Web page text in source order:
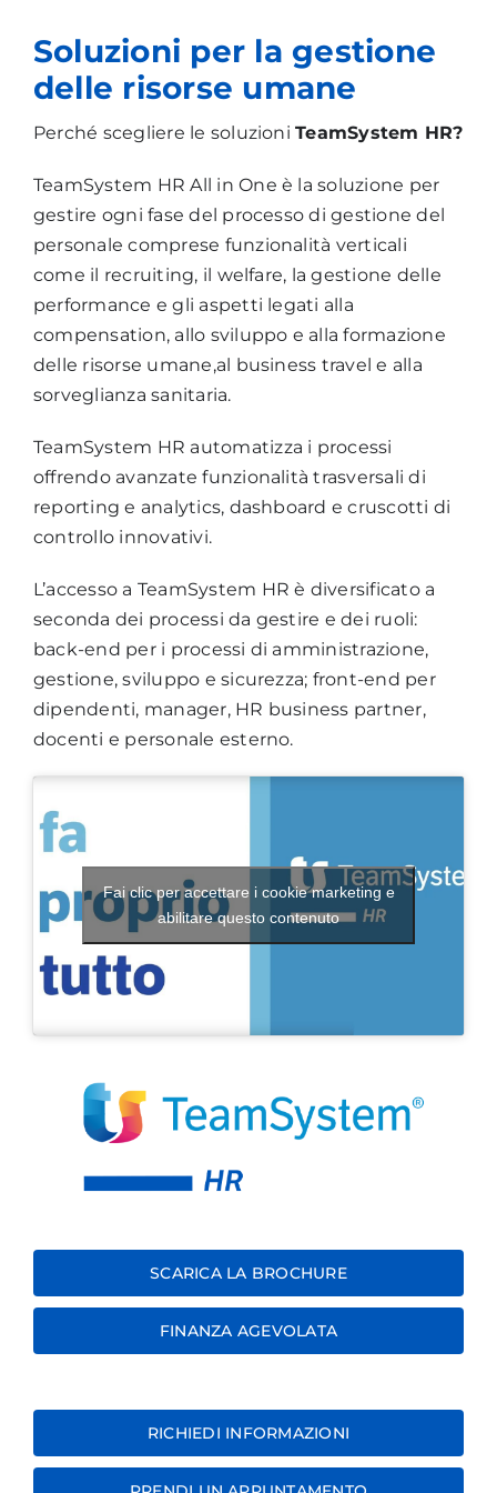
Soluzioni per la gestione
delle risorse umane
Perché scegliere le soluzioniTeamSystem HR?
TeamSystem HR All in One è la soluzione per
gestire ogni fase del processo di gestione del
personale comprese funzionalità verticali
come il recruiting, il welfare, la gestione delle
performance e gli aspetti legati alla
compensation, allo sviluppo e alla formazione
delle risorse umane,al business travel e alla
sorveglianza sanitaria.
TeamSystem HR automatizza i processi
offrendo avanzate funzionalità trasversali di
reporting e analytics, dashboard e cruscotti di
controllo innovativi.
L’accesso a TeamSystem HR è diversificato a
seconda dei processi da gestire e dei ruoli:
back-end per i processi di amministrazione,
gestione, sviluppo e sicurezza; front-end per
dipendenti, manager, HR business partner,
docenti e personale esterno.
Fai clic per accettare i cookie marketing e
abilitare questo contenuto
SCARICA LA BROCHURE
FINANZA AGEVOLATA
RICHIEDI INFORMAZIONI